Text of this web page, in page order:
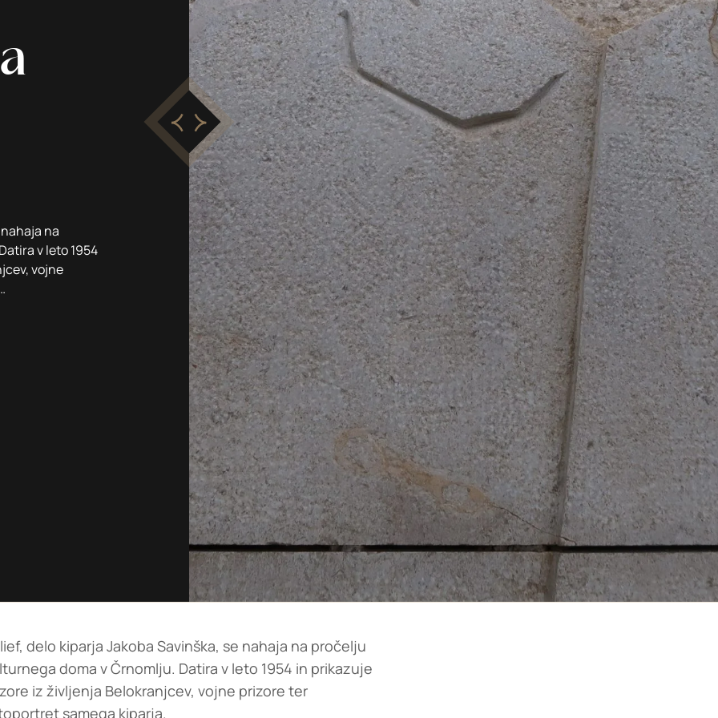
na
v leto 1954
vojne
delo kiparja Jakoba Savinška, se nahaja na pročelju
doma v Črnomlju. Datira v leto 1954 in prikazuje
iz življenja Belokranjcev, vojne prizore ter
samega kiparja.